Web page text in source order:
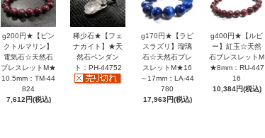
g200円★【ピン
クトルマリン】
電気石☆天然石
ブレスレットM★
10.5mm：TM-44
824
7,612円(税込)
稀少石★【フェ
ナカイト】★天
然石ペンダン
ト：PH-44752
g170円★【ラピ
スラズリ】瑠璃
石☆天然石ブレ
スレットM★16
～17mm：LA-44
780
17,963円(税込)
g400円★【ルビ
ー】紅玉☆天然
石ブレスレットM
★8mm：RU-447
16
10,384円(税込)